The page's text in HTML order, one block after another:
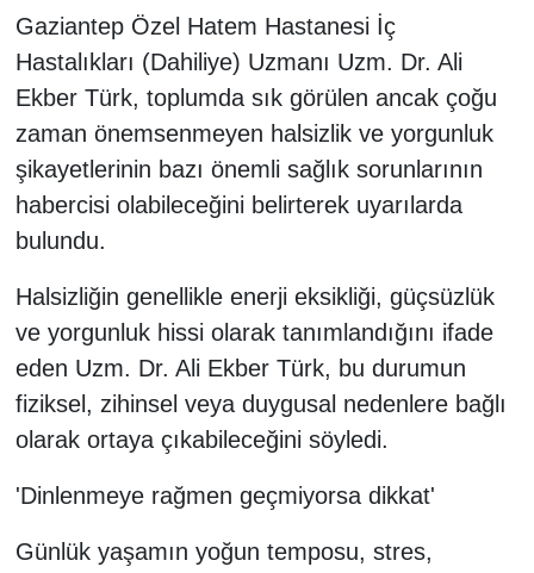
Gaziantep Özel Hatem Hastanesi İç
Hastalıkları (Dahiliye) Uzmanı Uzm. Dr. Ali
Ekber Türk, toplumda sık görülen ancak çoğu
zaman önemsenmeyen halsizlik ve yorgunluk
şikayetlerinin bazı önemli sağlık sorunlarının
habercisi olabileceğini belirterek uyarılarda
bulundu.
Halsizliğin genellikle enerji eksikliği, güçsüzlük
ve yorgunluk hissi olarak tanımlandığını ifade
eden Uzm. Dr. Ali Ekber Türk, bu durumun
fiziksel, zihinsel veya duygusal nedenlere bağlı
olarak ortaya çıkabileceğini söyledi.
'Dinlenmeye rağmen geçmiyorsa dikkat'
Günlük yaşamın yoğun temposu, stres,